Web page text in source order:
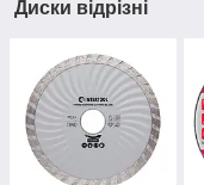
Диски відрізні